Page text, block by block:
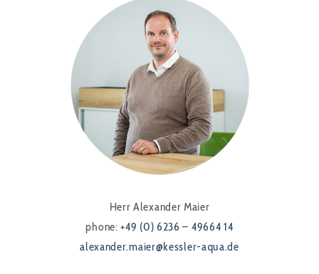
Herr Alexander Maier
phone:+49 (0) 6236 – 49664 14
alexander.maier@kessler-aqua.de